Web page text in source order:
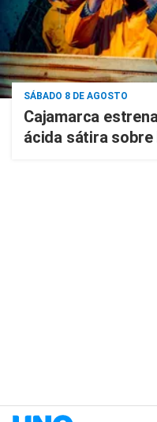
SÁBADO 8 DE AGOSTO
Cajamarca
ácida sátira